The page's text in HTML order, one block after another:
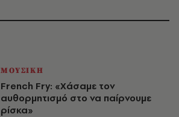
ΜΟΥΣΙΚΗ
French Fry: «Χάσαμε τον
αυθορμητισμό στο να παίρνουμε
ρίσκα»